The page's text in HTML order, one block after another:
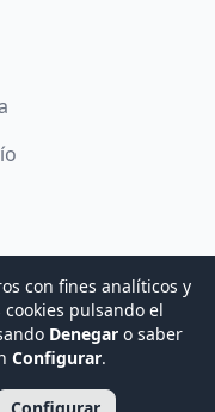
Ingenieros, S.L.
con fines analíticos y
pulsando el
Denegar o saber
Configurar.